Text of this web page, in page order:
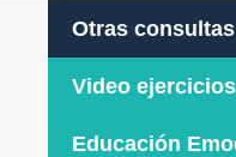
Otras consultas
Video ejercicios
Educación